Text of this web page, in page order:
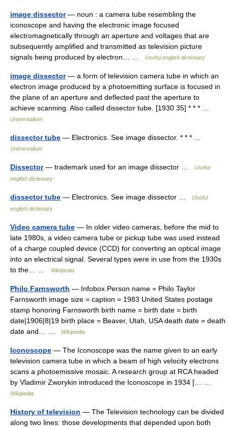
image dissector— noun : a camera tube resembling the
iconoscope and having the electronic image focused
electromagnetically through an aperture and voltages that are
subsequently amplified and transmitted as television picture
signals being produced by electron… …
Useful english dictionary
image dissector— a form of television camera tube in which an
electron image produced by a photoemitting surface is focused in
the plane of an aperture and deflected past the aperture to
achieve scanning. Also called dissector tube. [1930 35] * * * …
Universalium
dissector tube — Electronics. See image dissector. * * * …
Universalium
Dissector— trademark used for an image dissector …
Useful
english dictionary
dissector tube — Electronics. See image dissector …
Useful
english dictionary
Video camera tube — In older video cameras, before the mid to
late 1980s, a video camera tube or pickup tube was used instead
of a charge coupled device (CCD) for converting an optical image
into an electrical signal. Several types were in use from the 1930s
to the… …
Wikipedia
Philo Farnsworth — Infobox Person name = Philo Taylor
Farnsworth image size = caption = 1983 United States postage
stamp honoring Farnsworth birth name = birth date = birth
date|1906|8|19 birth place = Beaver, Utah, USA death date = death
date and… …
Wikipedia
Iconoscope — The Iconoscope was the name given to an early
television camera tube in which a beam of high velocity electrons
scans a photoemissive mosaic. A research group at RCA headed
by Vladimir Zworykin introduced the Iconoscope in 1934 [… …
Wikipedia
History of television — The Television technology can be divided
along two lines: those developments that depended upon both